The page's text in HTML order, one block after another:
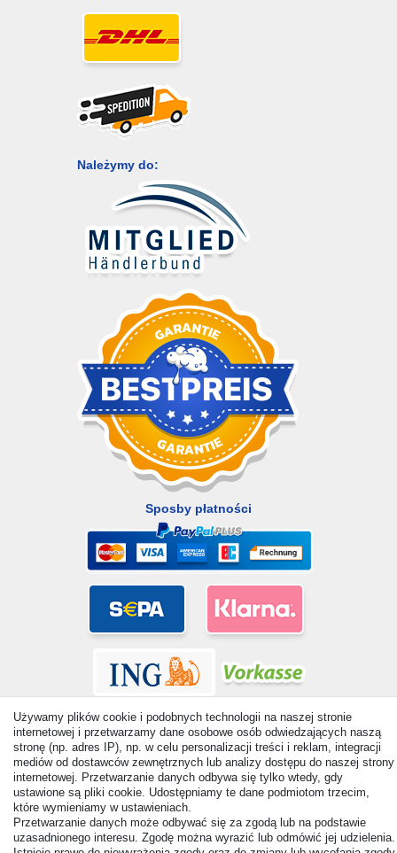
Należymy do:
Sposby płatności
© Copyright 2026 | Wszelkie prawa zastrzezone. - All rights
reserved. Prices incl. VAT. 19% VAT Basic prices see article detail
| * Applies to deliveries to the UK!
Używamy plików cookie i podobnych technologii na naszej stronie
internetowej i przetwarzamy dane osobowe osób odwiedzających naszą
stronę (np. adres IP), np. w celu personalizacji treści i reklam, integracji
mediów od dostawców zewnętrznych lub analizy dostępu do naszej strony
internetowej. Przetwarzanie danych odbywa się tylko wtedy, gdy
ustawione są pliki cookie. Udostępniamy te dane podmiotom trzecim,
które wymieniamy w ustawieniach.
Przetwarzanie danych może odbywać się za zgodą lub na podstawie
uzasadnionego interesu. Zgodę można wyrazić lub odmówić jej udzielenia.